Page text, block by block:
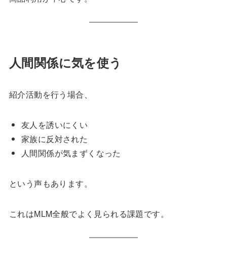
人間関係に気を使う
紹介活動を行う場合、
友人を誘いにくい
家族に反対された
人間関係が気まずくなった
という声もあります。
これはMLM全般でよく見られる課題です。